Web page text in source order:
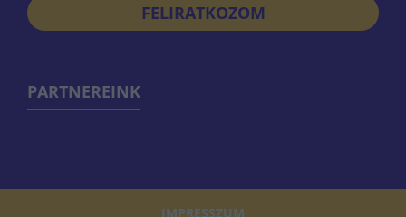
FELIRATKOZOM
PARTNEREINK
IMPRESSZUM